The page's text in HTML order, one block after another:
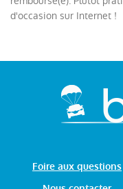
d'occasion sur Internet !
Foire aux questions